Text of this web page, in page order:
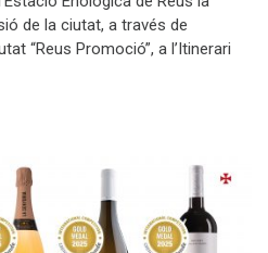
de la ciutat, a través de
“Reus Promoció”, a l’Itinerari